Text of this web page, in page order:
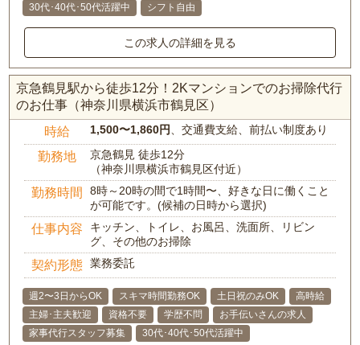
30代･40代･50代活躍中
シフト自由
この求人の詳細を見る
京急鶴見駅から徒歩12分！2Kマンションでのお掃除代行
のお仕事（神奈川県横浜市鶴見区）
時給 1,500〜1,860円 、交通費支給、前払い制度あり
勤務地
京急鶴見 徒歩12分
（神奈川県横浜市鶴見区付近）
勤務時間
8時～20時の間で1時間〜、好きな日に働くこと
が可能です。(候補の日時から選択)
仕事内容
キッチン、トイレ、お風呂、洗面所、リビン
グ、その他のお掃除
契約形態 業務委託
週2〜3日からOK スキマ時間勤務OK 土日祝のみOK
高時給
主婦･主夫歓迎
資格不要 学歴不問
お手伝いさんの求人
家事代行スタッフ募集
30代･40代･50代活躍中